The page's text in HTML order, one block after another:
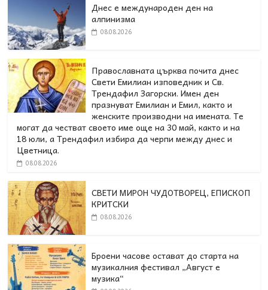
Днес е международен ден на
алпинизма
08.08.2026
Православната църква почита днес
Свети Емилиан изповедник и Св.
Трендафил Загорски. Имен ден
празнуват Емилиан и Емил, както и
женските производни на имената. Те
могат да честват своето име още на 30 май, както и на
18 юли, а Трендафил избира да черпи между днес и
Цветница.
08.08.2026
СВЕТИ МИРОН ЧУДОТВОРЕЦ, ЕПИСКОП
КРИТСКИ
08.08.2026
Броени часове остават до старта на
музикалния фестивал „Август е
музика“